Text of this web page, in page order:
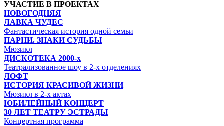
УЧАСТИЕ В ПРОЕКТАХ
НОВОГОДНЯЯ
ЛАВКА ЧУДЕС
Фантастическая история одной семьи
ПАРНИ. ЗНАКИ СУДЬБЫ
Мюзикл
ДИСКОТЕКА 2000-х
Театрализованное шоу в 2-х отделениях
ЛОФТ
ИСТОРИЯ КРАСИВОЙ ЖИЗНИ
Мюзикл в 2-х актах
ЮБИЛЕЙНЫЙ КОНЦЕРТ
30 ЛЕТ ТЕАТРУ ЭСТРАДЫ
Концертная программа